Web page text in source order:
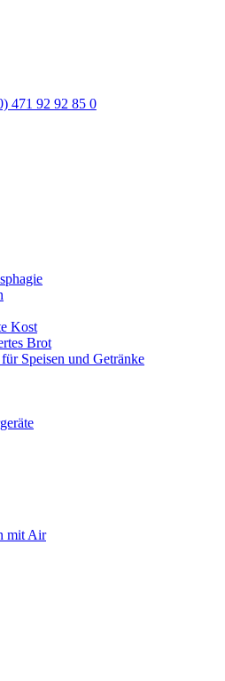
471 92 92 85 0
Kost
Brot
Speisen und Getränke
mit Air